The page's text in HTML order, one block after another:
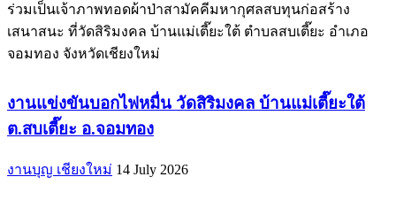
ร่วมเป็นเจ้าภาพทอดผ้าป่าสามัคคีมหากุศลสบทุนก่อสร้าง
เสนาสนะ ที่วัดสิริมงคล บ้านแม่เตี๊ยะใต้ ตำบลสบเตี๊ยะ อำเภอ
จอมทอง จังหวัดเชียงใหม่
งานแข่งขันบอกไฟหมื่น วัดสิริมงคล บ้านแม่เตี๊ยะใต้
ต.สบเตี๊ยะ อ.จอมทอง
งานบุญ เชียงใหม่ 14 July 2026